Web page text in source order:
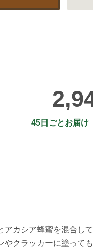
45日ごとお届け
アカシア蜂蜜を混合し
クラッカーに塗って